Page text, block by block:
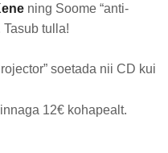
ning Soome “anti-
Tasub tulla!
soetada nii CD kui
12€ kohapealt.